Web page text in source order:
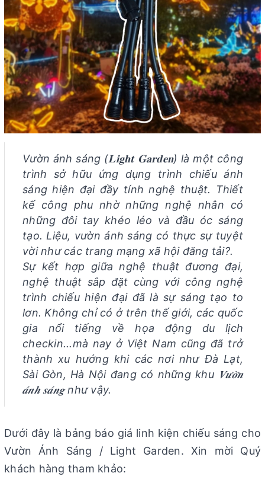
Vườn ánh sáng (𝐋𝐢𝐠𝐡𝐭 𝐆𝐚𝐫𝐝𝐞𝐧) là một công
trình sở hữu ứng dụng trình chiếu ánh
sáng hiện đại đầy tính nghệ thuật. Thiết
kế công phu nhờ những nghệ nhân có
những đôi tay khéo léo và đầu óc sáng
tạo. Liệu, vườn ánh sáng có thực sự tuyệt
vời như các trang mạng xã hội đăng tải?.
Sự kết hợp giữa nghệ thuật đương đại,
nghệ thuật sắp đặt cùng với công nghệ
trình chiếu hiện đại đã là sự sáng tạo to
lơn. Không chỉ có ở trên thế giới, các quốc
gia nổi tiếng về họa động du lịch
checkin...mà nay ở Việt Nam cũng đã trở
thành xu hướng khi các nơi như Đà Lạt,
Sài Gòn, Hà Nội đang có những khu 𝑽𝒖̛𝒐̛̀𝒏
𝒂́𝒏𝒉 𝒔𝒂́𝒏𝒈 như vậy.
Dưới đây là bảng báo giá linh kiện chiếu sáng cho
Vườn Ánh Sáng / Light Garden. Xin mời Quý
khách hàng tham khảo: